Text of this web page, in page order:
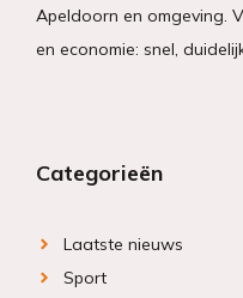
Apeldoorn en omgeving.
en economie: snel,
Categorieën
Laatste nieuws
Sport